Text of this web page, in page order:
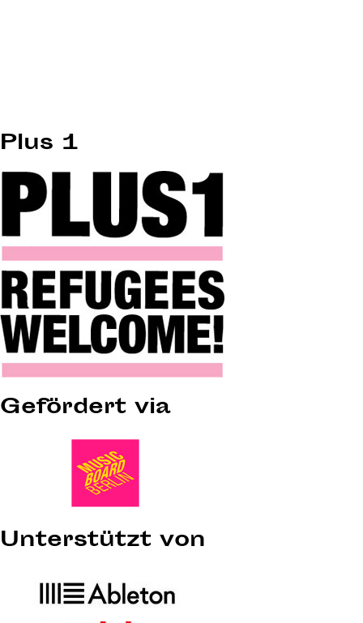
Plus 1
Gefördert via
Unterstützt von